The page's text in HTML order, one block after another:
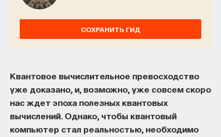
СОХРАНИТЬ ГИД
Квантовое вычислительное превосходство
уже доказано, и, возможно, уже совсем скоро
нас ждет эпоха полезных квантовых
вычислений. Однако, чтобы квантовый
компьютер стал реальностью, необходимо